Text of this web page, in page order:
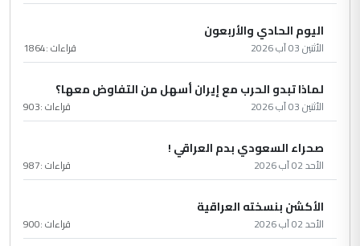
اليوم الحادي والأربعون
الأثنين 03 آب 2026 قراءات :1864
لماذا تبدو الحرب مع إيران أسهل من التفاوض معها؟
الأثنين 03 آب 2026 قراءات :903
صحراء السعودي بدم العراقي !
الأحد 02 آب 2026 قراءات :987
الأكشن بنسخته العراقية
الأحد 02 آب 2026 قراءات :900